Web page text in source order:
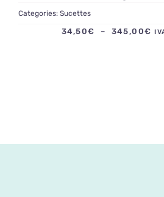
Categories: Sucettes
34,50€ – 345,00€